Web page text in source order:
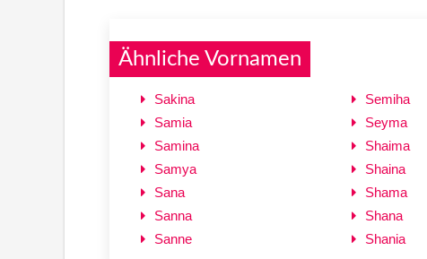
Ähnliche Vornamen
Sakina
Samia
Samina
Samya
Sana
Sanna
Sanne
Semiha
Seyma
Shaima
Shaina
Shama
Shana
Shania